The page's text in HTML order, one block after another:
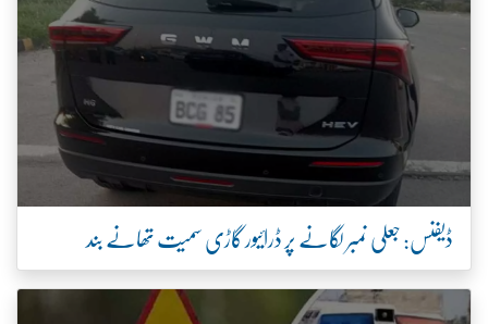
ڈیفنس: جعلی نمبر لگانے پر ڈرائیور گاڑی سمیت تھانے بند